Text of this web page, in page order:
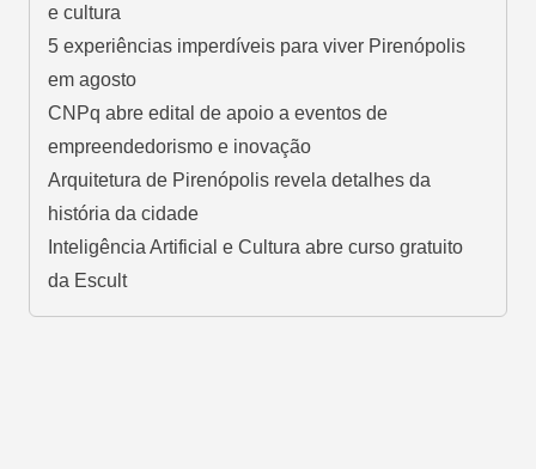
e cultura
5 experiências imperdíveis para viver Pirenópolis
em agosto
CNPq abre edital de apoio a eventos de
empreendedorismo e inovação
Arquitetura de Pirenópolis revela detalhes da
história da cidade
Inteligência Artificial e Cultura abre curso gratuito
da Escult